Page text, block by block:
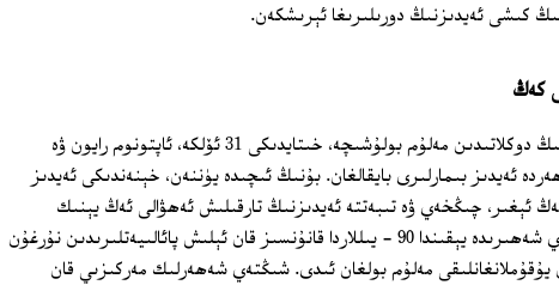
كەڭ
بىرلەشكەن دۆلەتلەر تەشكىلاتىنىڭ دوكلاتىدىن مەلۇم بولۇشىچە، خىتايدىكى 31 ئۆلكە، ئاپتونوم رايون ۋە
ئەيدىز بىمارلىرى بايقالغان. بۇنىڭ ئىچىدە يۈننەن، خېنەندىكى ئەيدىز
ئېغىر، چىڭخەي ۋە تىبەتتە ئەيدىزنىڭ تارقىلىش ئەھۋالى ئەڭ يېنىك
ھېسابلىنىدۇ. خېبېينىڭ شىڭتەي شەھىرىدە يېقىندا 90 - يىللاردا قانۇنسىز قان ئېلىش پائالىيەتلىرىدىن نۇرغۇن
مەلۇم بولغان ئىدى. شىڭتەي شەھەرلىك مەركىزىي قان